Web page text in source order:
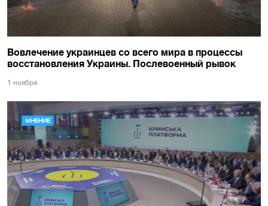
Вовлечение украинцев со всего мира в процессы
восстановления Украины. Послевоенный рывок
1 ноября
МНЕНИЕ